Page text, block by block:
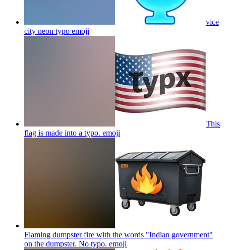
vice
city neon typo emoji
This
flag is made into a typo. emoji
Flaming dumpster fire with the words "Indian government"
on the dumpster. No typo. emoji